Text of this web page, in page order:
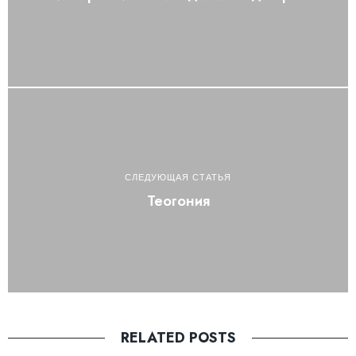
СЛЕДУЮЩАЯ СТАТЬЯ
Теогония
RELATED POSTS